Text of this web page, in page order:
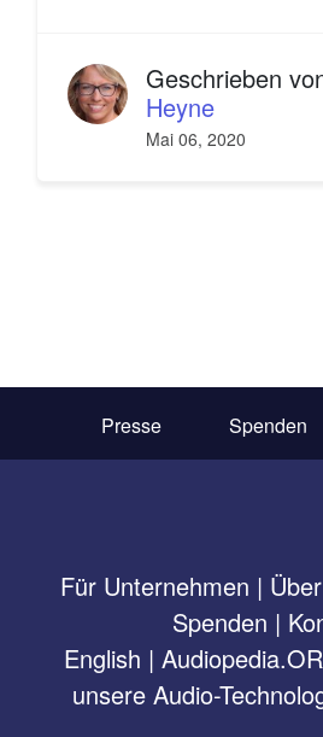
Geschrieben
Heyne
Mai 06, 2020
Presse Spenden
Für Unternehmen |
Spenden |
English |
unsere Audio-